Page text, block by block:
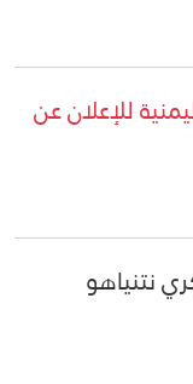
للإعلان عن
نتنياهو